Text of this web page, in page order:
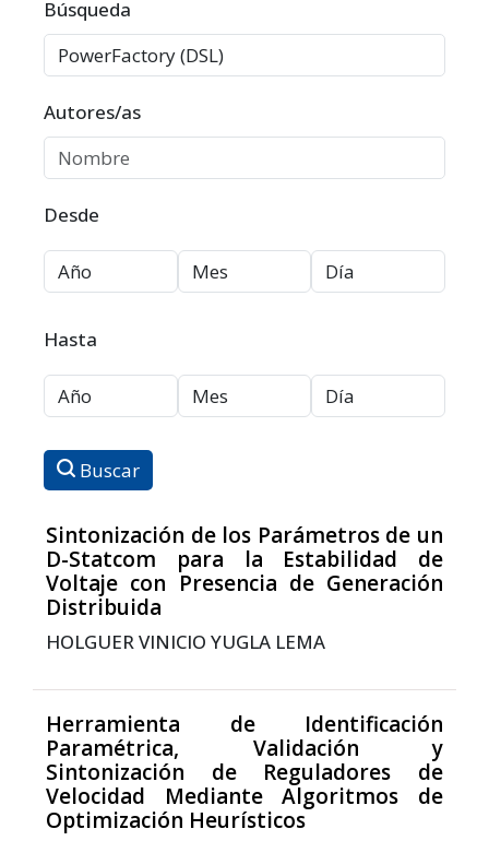
Filtros avanzados
Búsqueda
Autores/as
Desde
Hasta
Buscar
Sintonización de los Parámetros de un
D-Statcom para la Estabilidad de
Voltaje con Presencia de Generación
Distribuida
HOLGUER VINICIO YUGLA LEMA
Herramienta de Identificación
Paramétrica, Validación y
Sintonización de Reguladores de
Velocidad Mediante Algoritmos de
Optimización Heurísticos